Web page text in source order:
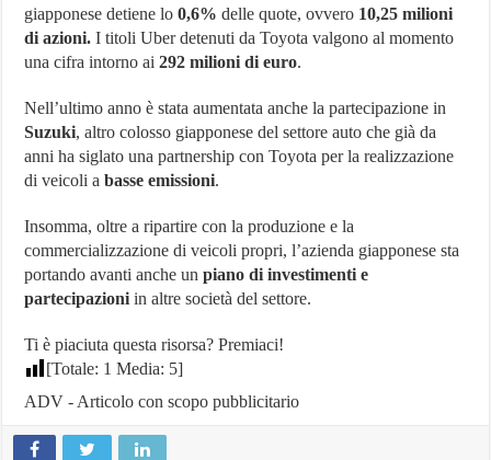
giapponese detiene lo 0,6% delle quote, ovvero 10,25 milioni
di azioni. I titoli Uber detenuti da Toyota valgono al momento
una cifra intorno ai 292 milioni di euro.
Nell’ultimo anno è stata aumentata anche la partecipazione in
Suzuki, altro colosso giapponese del settore auto che già da
anni ha siglato una partnership con Toyota per la realizzazione
di veicoli abasse emissioni.
Insomma, oltre a ripartire con la produzione e la
commercializzazione di veicoli propri, l’azienda giapponese sta
portando avanti anche un piano di investimenti e
partecipazioni in altre società del settore.
Ti è piaciuta questa risorsa? Premiaci!
[Totale: 1 Media: 5]
ADV - Articolo con scopo pubblicitario